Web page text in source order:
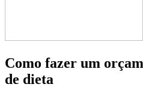
Como fazer um
de dieta